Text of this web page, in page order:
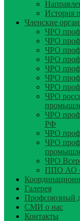
История
Членские
ЧРО
ЧРО
ЧРО
ЧРО
ЧРО
ЧРО
ЧРО
ЧРО
ЧРО
РФ
ЧРО
ЧРО
ЧРО
ППО АО
Галерея
Профсоюзный
СМИ о нас
Контакты